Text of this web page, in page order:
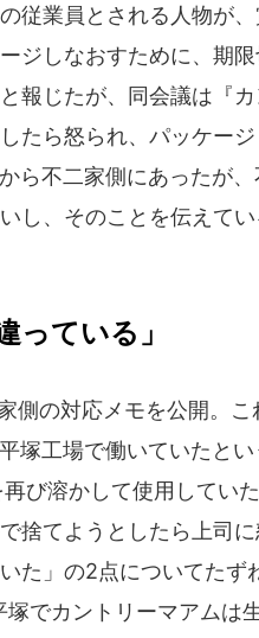
従業員とされる人物が
ジしなおすために、期
報じたが、同会議は『
たら怒られ、パッケー
ら不二家側にあったが
し、そのことを伝えてい
っている」
側の対応メモを公開。
塚工場で働いていたと
び溶かして使用してい
捨てようとしたら上司
た」の2点についてたず
塚でカントリーマアムは